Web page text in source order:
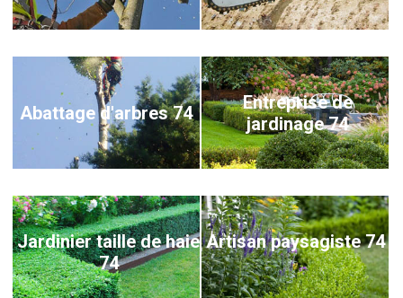
Abattage d'arbres 74
Entreprise de
jardinage 74
Jardinier taille de haie
74
Artisan paysagiste 74